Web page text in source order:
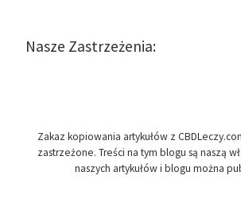
Nasze Zastrzeżenia:
Zakaz kopiowania artykułów z
zastrzeżone. Treści na tym blogu są naszą
naszych artykułów i blogu można